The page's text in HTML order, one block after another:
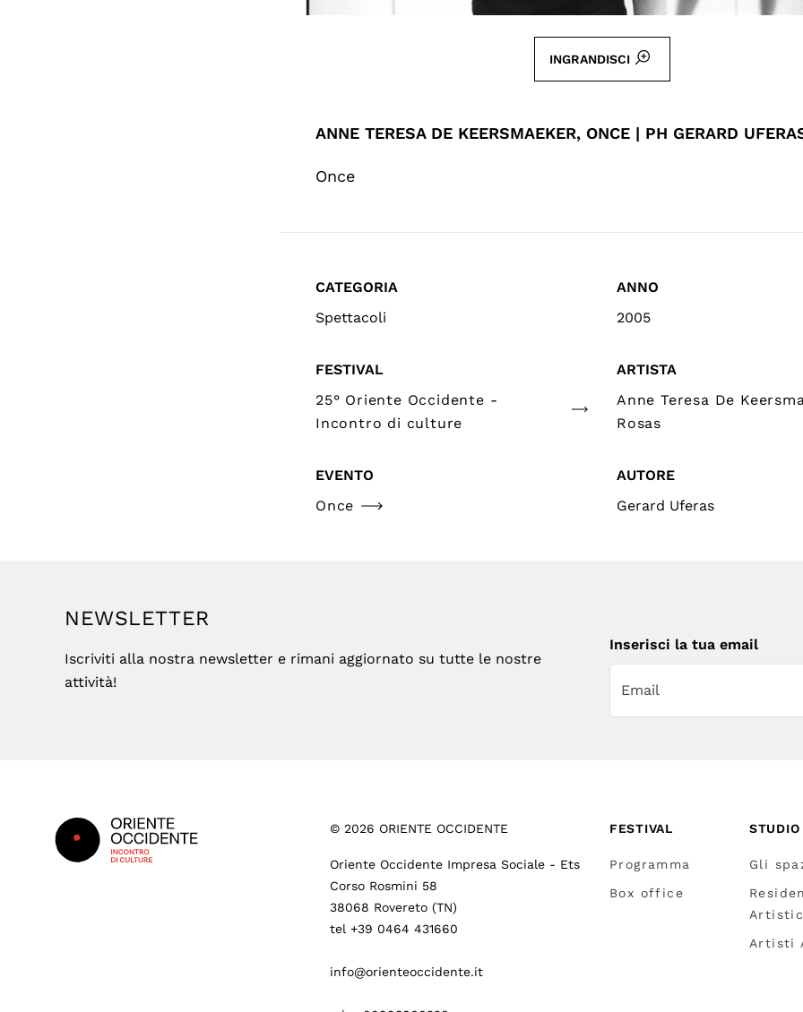
INGRANDISCI
ANNE TERESA DE KEERSMAEKER, ONCE | PH GERARD
Once
CATEGORIA
Spettacoli
ANNO
2005
FESTIVAL
25° Oriente Occidente -
Incontro di culture
ARTISTA
Anne Teresa De
Rosas
EVENTO
Once
AUTORE
Gerard Uferas
NEWSLETTER
Iscriviti alla nostra newsletter e rimani aggiornato su tutte le nostre
attività!
Inserisci la tua email
© 2026 ORIENTE OCCIDENTE
Oriente Occidente Impresa Sociale - Ets
Corso Rosmini 58
38068 Rovereto (TN)
tel +39 0464 431660
info@orienteoccidente.it
FESTIVAL
Programma
Box office
STUDIO
Gli
Artisti